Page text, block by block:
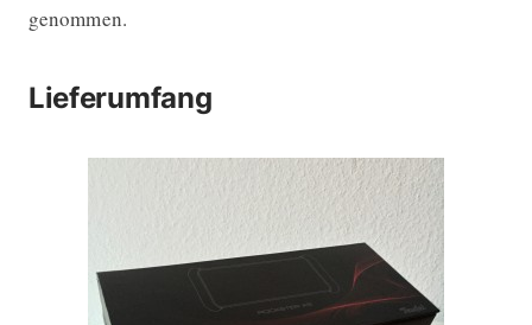
genommen.
Lieferumfang